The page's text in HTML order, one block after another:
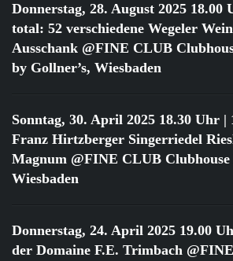
Donnerstag, 28. August 2025 18.00
total: 52 verschiedene Wegeler
Ausschank @FINE CLUB
by Gollner’s, Wiesbaden
Sonntag, 30. April 2025 18.30 Uhr |
Franz Hirtzberger Singerriedel
Magnum @FINE CLUB Clubhouse
Wiesbaden
Donnerstag, 24. April 2025 19.00
der Domaine F.E. Trimbach